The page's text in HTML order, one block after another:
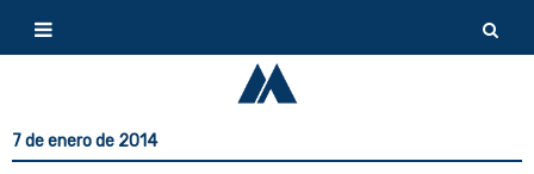
7 de enero de 2014